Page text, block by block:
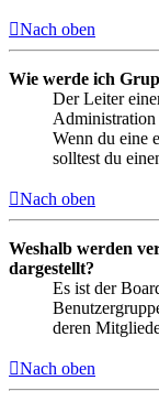
Nach oben
Wie werde ich
Der Leiter
Administration
Wenn du eine
solltest du
Nach oben
Weshalb werden
dargestellt?
Es ist der
deren
Nach oben